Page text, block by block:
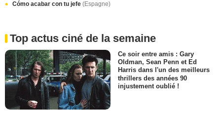
Cómo acabar con tu jefe (Espagne)
Top actus ciné de la semaine
Ce soir entre amis : Gary
Oldman, Sean Penn et Ed
Harris dans l'un des meilleurs
thrillers des années 90
injustement oublié !